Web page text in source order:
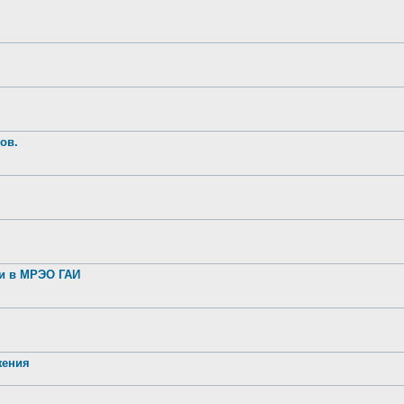
в МРЭО ГАИ